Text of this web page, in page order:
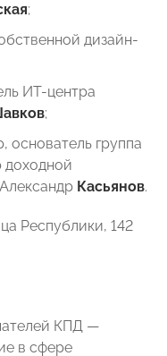
;
дизайн-
ИТ-центра
;
основатель группа
доходной
Касьянов.
Республики, 142
КПД —
в сфере